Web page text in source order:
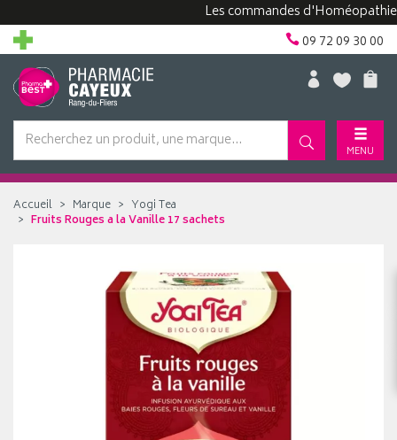
Les commandes d'Homéopathie
09 72 09 30 00
MENU
Accueil Marque
Yogi Tea
Fruits Rouges a la Vanille 17 sachets